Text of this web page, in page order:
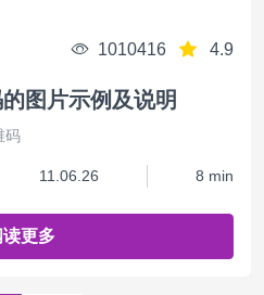
1010416 4.9
图片示例及说明
码
11.06.26 8 min
读更多